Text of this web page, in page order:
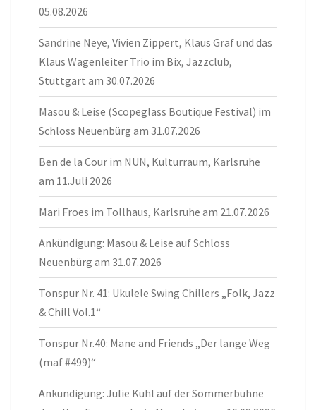
05.08.2026
Sandrine Neye, Vivien Zippert, Klaus Graf und das
Klaus Wagenleiter Trio im Bix, Jazzclub,
Stuttgart am 30.07.2026
Masou & Leise (Scopeglass Boutique Festival) im
Schloss Neuenbürg am 31.07.2026
Ben de la Cour im NUN, Kulturraum, Karlsruhe
am 11.Juli 2026
Mari Froes im Tollhaus, Karlsruhe am 21.07.2026
Ankündigung: Masou & Leise auf Schloss
Neuenbürg am 31.07.2026
Tonspur Nr. 41: Ukulele Swing Chillers „Folk, Jazz
& Chill Vol.1“
Tonspur Nr.40: Mane and Friends „Der lange Weg
(maf #499)“
Ankündigung: Julie Kuhl auf der Sommerbühne